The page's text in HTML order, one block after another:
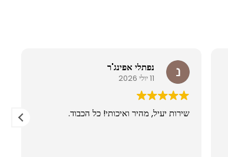
נפתלי אפינג'ר
11 יולי 2026
שירות יעיל, מהיר ואיכותי! כל הכבוד.